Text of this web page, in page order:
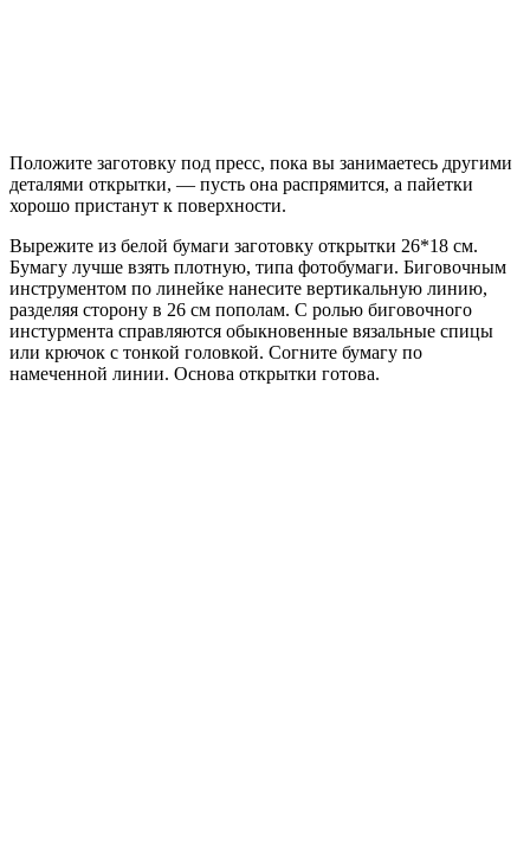
Положите заготовку под пресс, пока вы занимаетесь другими
деталями открытки, — пусть она распрямится, а пайетки
хорошо пристанут к поверхности.
Вырежите из белой бумаги заготовку открытки 26*18 см.
Бумагу лучше взять плотную, типа фотобумаги. Биговочным
инструментом по линейке нанесите вертикальную линию,
разделяя сторону в 26 см пополам. С ролью биговочного
инстурмента справляются обыкновенные вязальные спицы
или крючок с тонкой головкой. Согните бумагу по
намеченной линии. Основа открытки готова.